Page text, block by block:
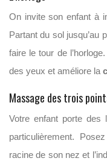
On invite son enfant à
Partant du sol jusqu’au
faire le tour de
des yeux et améliore la
Massage des trois
Votre enfant porte des
particulièrement.
racine de son nez et